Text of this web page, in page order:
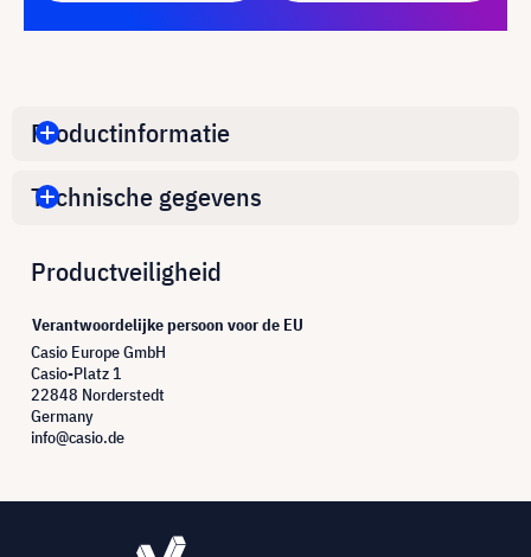
Productinformatie
Technische gegevens
Productveiligheid
Verantwoordelijke persoon voor de EU
Casio Europe GmbH
Casio-Platz 1
22848 Norderstedt
Germany
info@casio.de